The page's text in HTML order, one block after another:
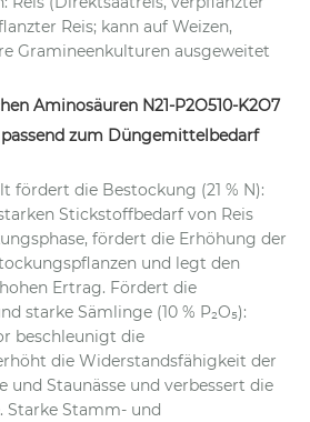
Reis; kann auf Weizen,
Gramineenkulturen ausgeweitet
Aminosäuren N21-P2O510-K2O7
passend zum Düngemittelbedarf
fördert die Bestockung (21 % N):
Stickstoffbedarf von Reis
fördert die Erhöhung der
und legt den
Ertrag. Fördert die
starke Sämlinge (10 % P₂O₅):
beschleunigt die
die Widerstandsfähigkeit der
und Staunässe und verbessert die
Starke Stamm- und